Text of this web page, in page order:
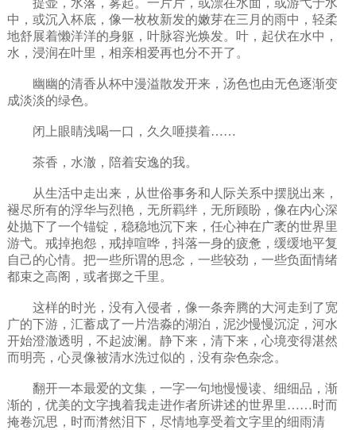
提壶，水落，雾起。一片片，或漂在水面，或游弋于水
中，或沉入杯底，像一枚枚新发的嫩芽在三月的雨中，轻柔
地舒展着懒洋洋的身躯，叶脉容光焕发。叶，起伏在水中，
水，浸润在叶里，相亲相爱再也分不开了。
幽幽的清香从杯中漫溢散发开来，汤色也由无色逐渐变
成淡淡的绿色。
闭上眼睛浅喝一口，久久咂摸着……
茶香，水澈，陪着安逸的我。
从生活中走出来，从世俗事务和人际关系中摆脱出来，
褪尽所有的浮华与烈艳，无所羁绊，无所顾盼，像在内心深
处抛下了一个锚锭，稳稳地沉下来，任心神在广袤的世界里
游弋。戒掉抱怨，戒掉喧哗，抖落一身的疲惫，缓缓地平复
自己的心情。把一些所谓的思念，一些较劲，一些负面情绪
都束之高阁，或者掷之千里。
这样的时光，没有入侵者，像一条奔腾的大河走到了宽
广的下游，汇蓄成了一片浩淼的湖泊，泥沙慢慢沉淀，河水
开始澄澈透明，不起波澜。静下来，清下来，心境变得湛然
而明亮，心灵像被清水洗过似的，没有杂色杂念。
翻开一本最爱的文集，一字一句地慢慢读、细细品，渐
渐的，优美的文字拽着我走进作者所讲述的世界里……时而
掩卷沉思，时而潸然泪下，尽情地享受着文字里的细雨清